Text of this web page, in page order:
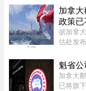
人
加拿
政策
据加拿
估处发
处理周
明确，
魁省
加拿大
已将旗